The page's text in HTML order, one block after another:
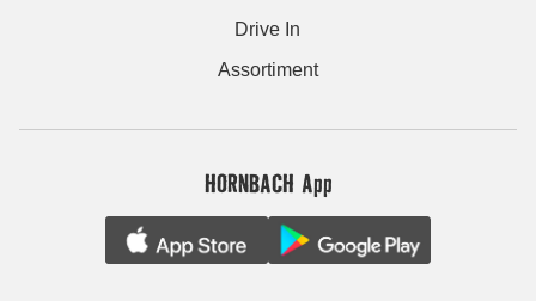
Drive In
Assortiment
HORNBACH App